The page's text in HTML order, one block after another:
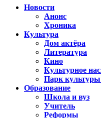
Новости
Анонс
Хроника
Культура
Дом актёра
Литература
Кино
Культурное
Парк
Образование
Школа и вуз
Учитель
Реформы